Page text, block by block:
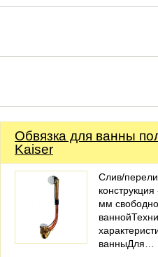
Обвязка для ванны
Kaiser
Слив/
мм
ванныДля…